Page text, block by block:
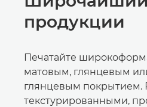
продукции
Печатайте
матовым, глянцевым
глянцевым покрытием.
текстурированными,